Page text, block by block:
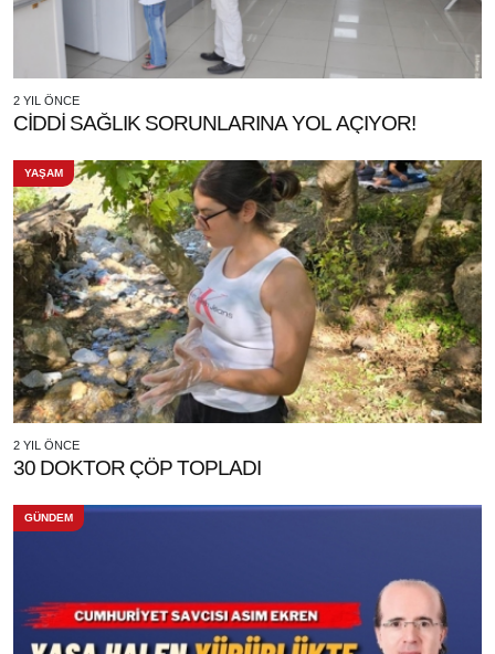
2 YIL ÖNCE
CİDDİ SAĞLIK SORUNLARINA YOL AÇIYOR!
YAŞAM
2 YIL ÖNCE
30 DOKTOR ÇÖP TOPLADI
GÜNDEM